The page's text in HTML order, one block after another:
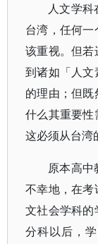
人文学
台湾，任何
该重视。但
到诸如「人文
的理由；但
什么其重要性
这必须从台湾
原本高中
不幸地，在考
文社会学科
分科以后，